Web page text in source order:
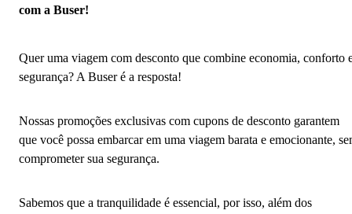
com a Buser!
Quer uma viagem com desconto que combine economia, conforto
segurança? A Buser é a resposta!
Nossas promoções exclusivas com cupons de desconto garantem
que você possa embarcar em uma viagem barata e emocionante,
comprometer sua segurança.
Sabemos que a tranquilidade é essencial, por isso, além dos